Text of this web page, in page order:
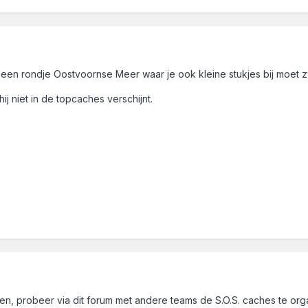
rondje Oostvoornse Meer waar je ook kleine stukjes bij moet
niet in de topcaches verschijnt.
probeer via dit forum met andere teams de S.O.S. caches te